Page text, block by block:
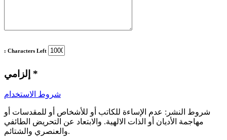
: Characters Left
*
شروط الاستخدام
شروط النشر: عدم الإساءة للكاتب أو للأشخاص أو للمقدسات أو
مهاجمة الأديان أو الذات الالهية. والابتعاد عن التحريض الطائفي
والعنصري والشتائم.